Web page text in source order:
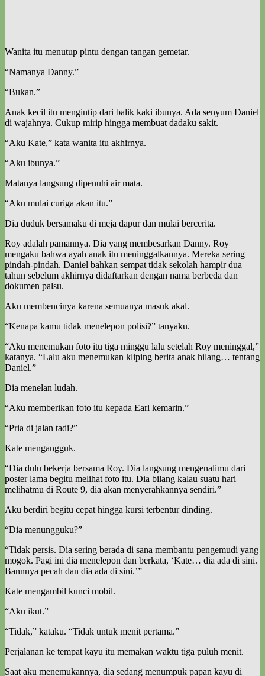
Wanita itu menutup pintu dengan tangan gemetar.
“Namanya Danny.”
“Bukan.”
Anak kecil itu mengintip dari balik kaki ibunya. Ada senyum Daniel
di wajahnya. Cukup mirip hingga membuat dadaku sakit.
“Aku Kate,” kata wanita itu akhirnya.
“Aku ibunya.”
Matanya langsung dipenuhi air mata.
“Aku mulai curiga akan itu.”
Dia duduk bersamaku di meja dapur dan mulai bercerita.
Roy adalah pamannya. Dia yang membesarkan Danny. Roy
mengaku bahwa ayah anak itu meninggalkannya. Mereka sering
pindah-pindah. Daniel bahkan sempat tidak sekolah hampir dua
tahun sebelum akhirnya didaftarkan dengan nama berbeda dan
dokumen palsu.
Aku membencinya karena semuanya masuk akal.
“Kenapa kamu tidak menelepon polisi?” tanyaku.
“Aku menemukan foto itu tiga minggu lalu setelah Roy meninggal,”
katanya. “Lalu aku menemukan kliping berita anak hilang… tentang
Daniel.”
Dia menelan ludah.
“Aku memberikan foto itu kepada Earl kemarin.”
“Pria di jalan tadi?”
Kate mengangguk.
“Dia dulu bekerja bersama Roy. Dia langsung mengenalimu dari
poster lama begitu melihat foto itu. Dia bilang kalau suatu hari
melihatmu di Route 9, dia akan menyerahkannya sendiri.”
Aku berdiri begitu cepat hingga kursi terbentur dinding.
“Dia menungguku?”
“Tidak persis. Dia sering berada di sana membantu pengemudi yang
mogok. Pagi ini dia menelepon dan berkata, ‘Kate… dia ada di sini.
Bannnya pecah dan dia ada di sini.’”
Kate mengambil kunci mobil.
“Aku ikut.”
“Tidak,” kataku. “Tidak untuk menit pertama.”
Perjalanan ke tempat kayu itu memakan waktu tiga puluh menit.
Saat aku menemukannya, dia sedang menumpuk papan kayu di